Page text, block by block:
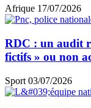
Afrique 17/07/2026
RDC : un audit
fictifs » ou non
Sport 03/07/2026